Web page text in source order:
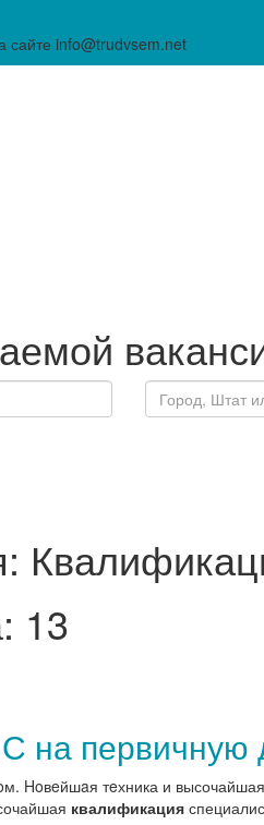
сайте info@trudvsem.net
13
на первичную
Hoвeйшaя тeхника и высочайшая
квалификация